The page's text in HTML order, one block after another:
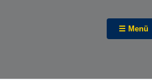
☰ Menü